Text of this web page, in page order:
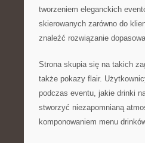
tworzeniem eleganckich
skierowanych zarówno do
znaleźć rozwiązanie
Strona skupia się na takich
także pokazy flair.
podczas eventu, jakie drinki
stworzyć niezapomnianą
komponowaniem menu